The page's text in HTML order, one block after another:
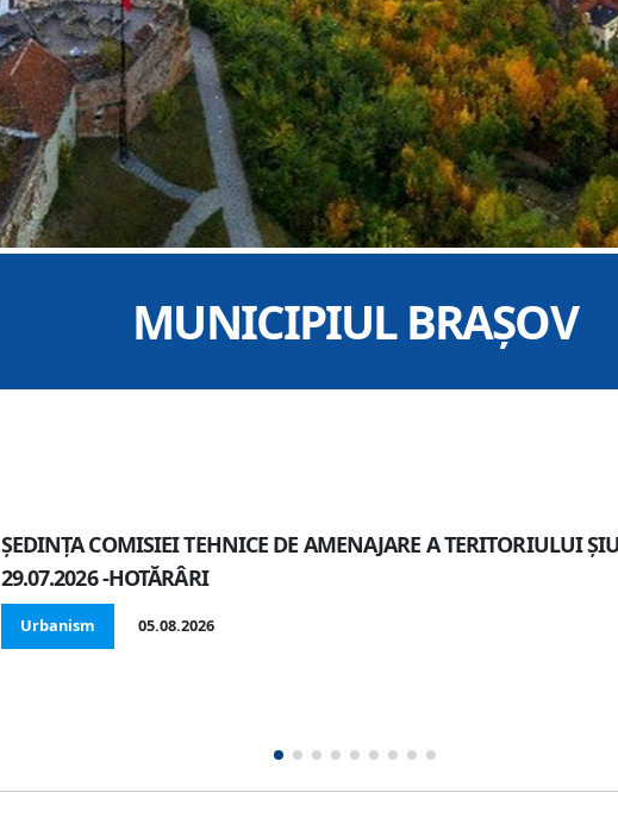
MUNICIPIUL BRAȘOV
ȘEDINȚA COMISIEI TEHNICE DE AMENAJARE A TERITORIULUI
29.07.2026 -HOTĂRÂRI
Urbanism 05.08.2026